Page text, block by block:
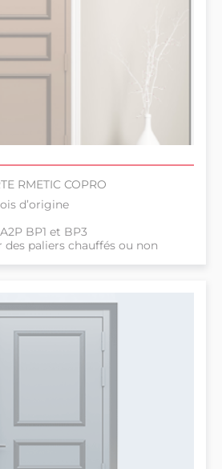
RMETIC COPRO
d’origine
BP1 et BP3
paliers chauffés ou non